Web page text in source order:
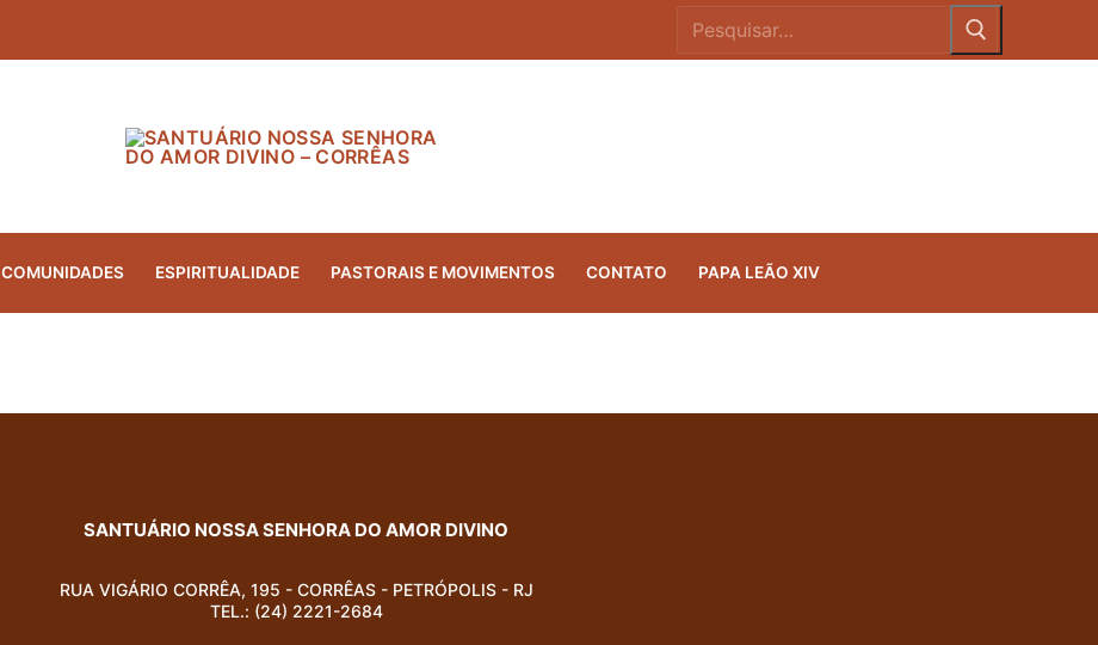
COMUNIDADES ESPIRITUALIDADE PASTORAIS E MOVIMENTOS CONTATO PAPA LEÃO XIV
SANTUÁRIO NOSSA SENHORA DO AMOR DIVINO
RUA VIGÁRIO CORRÊA, 195 - CORRÊAS - PETRÓPOLIS - RJ
TEL.: (24) 2221-2684